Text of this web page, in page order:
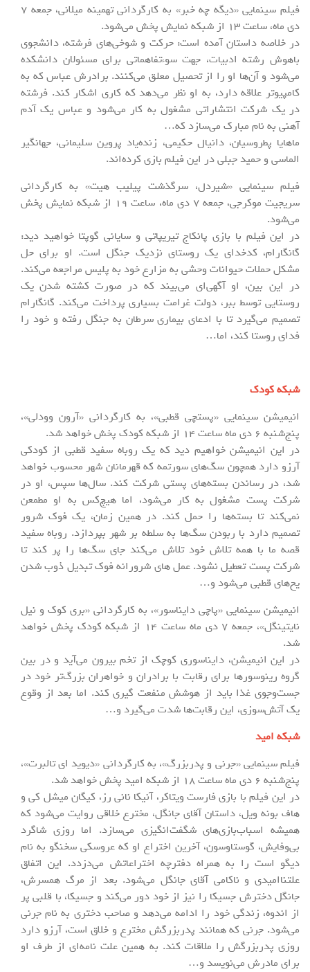
فیلم سینمایی «دیگه چه خبر» به کارگردانی تهمینه میلانی، جمعه 7
دی ماه، ساعت 13 از شبکه نمایش پخش می‌شود.
در خلاصه داستان آمده است: حرکت و شوخی‌های فرشته، دانشجوی
باهوش رشته ادبیات، جهت سوءتفاهماتی برای مسئولان دانشکده
می‌شود و آن‌ها او را از تحصیل معلق می‌کنند. برادرش عباس که به
کامپیوتر علاقه دارد، به او نظر می‌دهد که کاری اشکار کند. فرشته
در یک شرکت انتشاراتی مشغول به کار می‌شود و عباس یک آدم
آهنی به نام مبارک می‌سازد که…
ماهایا پطروسیان، دانیال حکیمی، زنده‌یاد پروین سلیمانی، جهانگیر
الماسی و حمید جبلی در این فیلم بازی کرده‌اند.
فیلم سینمایی «شیردل، سرگذشت پیلیب هیت» به کارگردانی
سریجیت موکرجی، جمعه 7 دی ماه، ساعت 19 از شبکه نمایش پخش
می‌شود.
در این فیلم با بازی پانکاج تیریپاتی و سایانی گوپتا خواهید دید:
گانگارام، کدخدای یک روستای نزدیک جنگل است. او برای حل
مشکل حملات حیوانات وحشی به مزارع خود به پلیس مراجعه می‌کند.
در این بین، او آگهی‌ای می‌بیند که در صورت کشته شدن یک
روستایی توسط ببر، دولت غرامت بسیاری پرداخت می‌کند. گانگارام
تصمیم می‌گیرد تا با ادعای بیماری سرطان به جنگل رفته و خود را
فدای روستا کند، اما…
شبکه کودک
انیمیشن سینمایی «پستچی قطبی»، به کارگردانی «آرون وودلی»،
پنج‌شنبه 6 دی ماه ساعت 14 از شبکه کودک پخش خواهد شد.
در این انیمیشن خواهیم دید که یک روباه سفید قطبی از کودکی
آرزو دارد همچون سگ‌های سورتمه که قهرمانان شهر محسوب خواهد
شد، در رساندن بسته‌های پستی شرکت کند. سال‌ها سپس، او در
شرکت پست مشغول به کار می‌شود، اما هیچ‌کس به او مطمعن
نمی‌کند تا بسته‌ها را حمل کند. در همین زمان، یک فوک شرور
تصمیم دارد با ربودن سگ‌ها به سلطه بر شهر بپردازد. روباه سفید
قصه ما با همه تلاش خود تلاش می‌کند جای سگ‌ها را پر کند تا
شرکت پست تعطیل نشود. عمل های شرورانه فوک تبدیل ذوب شدن
یخ‌های قطبی می‌شود و…
انیمیشن سینمایی «پاچی دایناسور»، به کارگردانی «بری کوک و نیل
نایتینگل»، جمعه 7 دی ماه ساعت 14 از شبکه کودک پخش خواهد
شد.
در این انیمیشن، دایناسوری کوچک از تخم بیرون می‌آید و در بین
گروه رینوسورها برای رقابت با برادران و خواهران بزرگ‌تر خود در
جست‌وجوی غذا باید از هوشش منفعت گیری کند. اما بعد از وقوع
یک آتش‌سوزی، این رقابت‌ها شدت می‌گیرد و…
شبکه امید
فیلم سینمایی «جرنی و پدربزرگ»، به کارگردانی «دیوید ای تالبرت»،
پنج‌شنبه 6 دی ماه ساعت 18 از شبکه امید پخش خواهد شد.
در این فیلم با بازی فارست ویتاکر، آنیکا نانی رز، کیگان میشل کی و
هاف بونه ویل، داستان آقای جانگل، مخترع خلاقی روایت می‌شود که
همیشه اسباب‌بازی‌های شگفت‌انگیزی می‌سازد. اما روزی شاگرد
بی‌وفایش، گوستاوسون، آخرین اختراع او که عروسکی سخنگو به نام
دیگو است را به همراه دفترچه اختراعاتش می‌دزدد. این اتفاق
علتناامیدی و ناکامی آقای جانگل می‌شود. بعد از مرگ همسرش،
جانگل دخترش جسیکا را نیز از خود دور می‌کند و جسیکا، با قلبی پر
از اندوه، زندگی خود را ادامه می‌دهد و صاحب دختری به نام جرنی
می‌شود. جرنی که همانند پدربزرگش مخترع و خلاق است، آرزو دارد
روزی پدربزرگش را ملاقات کند. به همین علت نامه‌ای از طرف او
برای مادرش می‌نویسد و…